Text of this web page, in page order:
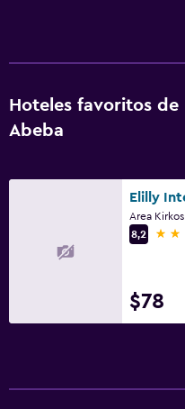
Hoteles favoritos
Abeba
8,2
5
$78